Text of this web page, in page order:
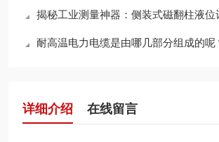
揭秘工业测量神器：侧装式磁翻柱液位
耐高温电力电缆是由哪几部分组成的呢
详细介绍 在线留言